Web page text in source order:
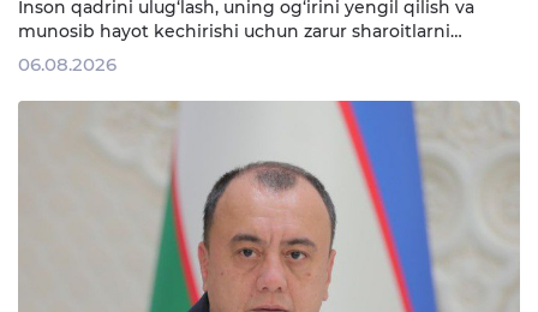
Inson qadrini ulug‘lash, uning og‘irini yengil qilish va
munosib hayot kechirishi uchun zarur sharoitlarni
yaratish — har qanday adolatli jamiyatning eng oliy
yanada yaqinlashtirish, ko‘makka muhtoj fuqarolarni
manzilli qo‘llab-quvvatlash borasida amalga
oshirilayotgan islohotlar ham ana …
06.08.2026